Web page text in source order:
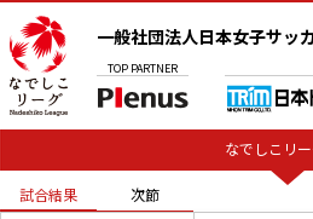
一般社団法人日本女子サッ
TOP PARTNER
なでしこリ
試合結果 次節